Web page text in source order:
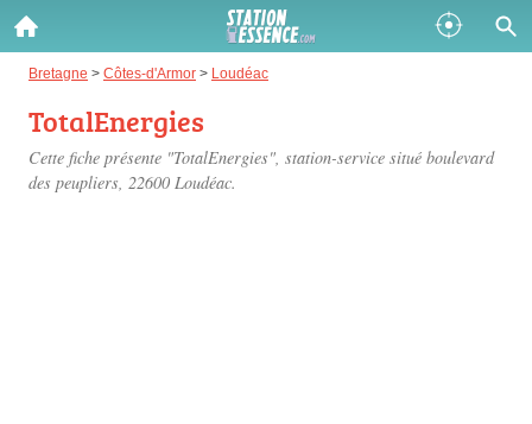
Bretagne > Côtes-d'Armor > Loudéac
TotalEnergies
Cette fiche présente "TotalEnergies", station-service situé boulevard
des peupliers, 22600 Loudéac.
Gazole :
Disponible
SP 98 :